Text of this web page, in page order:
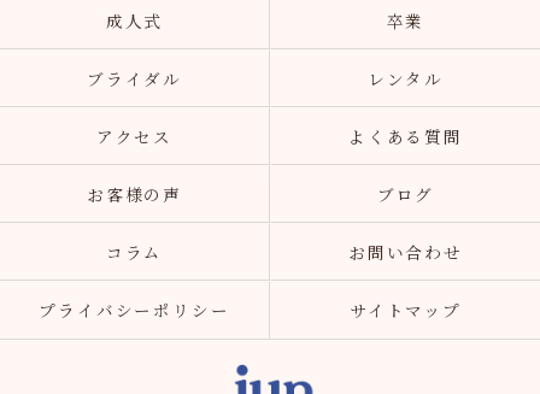
成人式 卒業
ブライダル レンタル
アクセス よくある質問
お客様の声 ブログ
コラム お問い合わせ
プライバシーポリシー サイトマップ